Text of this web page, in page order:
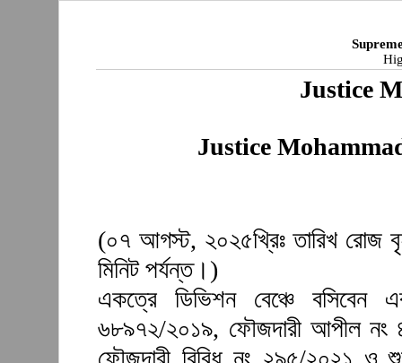
Justice
Justice
(০৭ আগস্ট, ২০২৫খ্রিঃ তারিখ রোজ
মিনিট পর্যন্ত।)
একত্রে ডিভিশন বেঞ্চে বসিবেন
৬৮৯৭২/২০১৯, ফৌজদারী আপীল নং